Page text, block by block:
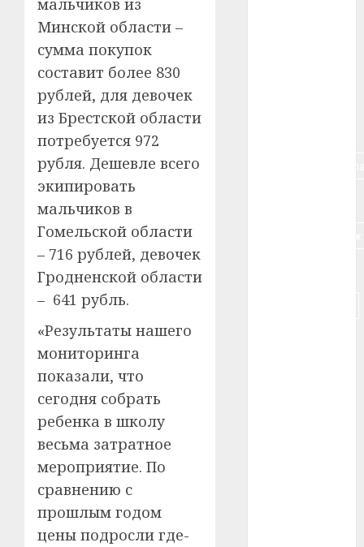
мальчиков из
Минской области –
сумма покупок
составит более 830
рублей, для девочек
из Брестской области
потребуется 972
рубля. Дешевле всего
экипировать
мальчиков в
Гомельской области
– 716 рублей, девочек
Гродненской области
– 641 рубль.
«Результаты нашего
мониторинга
показали, что
сегодня собрать
ребенка в школу
весьма затратное
мероприятие. По
сравнению с
прошлым годом
цены подросли где-